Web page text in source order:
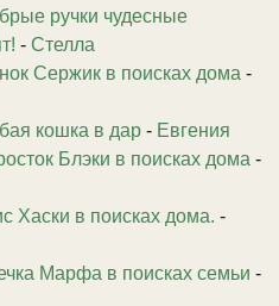
ручки чудесные
- Стелла
Сержик в поисках дома -
кошка в дар - Евгения
Блэки в поисках дома -
Хаски в поисках дома. -
Марфа в поисках семьи -